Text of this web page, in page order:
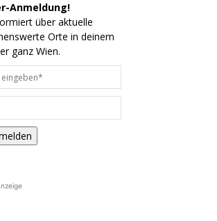
Anmeldung!
über aktuelle
Orte in deinem
ganz Wien.